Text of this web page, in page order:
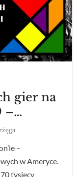
gier na
–…
–
w Ameryce.
tysięcy